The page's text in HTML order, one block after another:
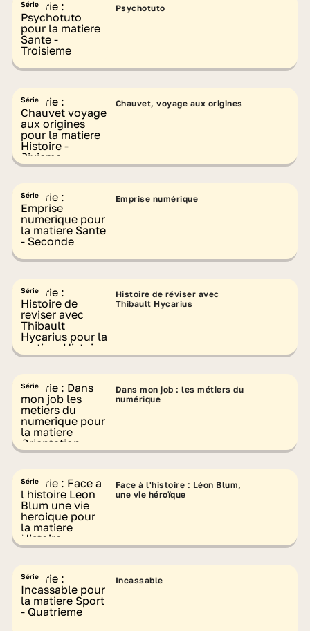
Série Psychotuto
Série Chauvet, voyage aux origines
Série Emprise numérique
Série
Histoire de réviser avec
Thibault Hycarius
Série
Dans mon job : les métiers du
numérique
Série
Face à l'histoire : Léon Blum,
une vie héroïque
Série Incassable